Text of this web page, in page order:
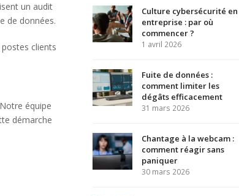
un audit
de données.
postes clients
équipe
démarche
Culture cybersécurité en
entreprise : par où
commencer ?
1 avril 2026
Fuite de données :
comment limiter les
dégâts efficacement
31 mars 2026
Chantage à la webcam :
comment réagir sans
paniquer
30 mars 2026